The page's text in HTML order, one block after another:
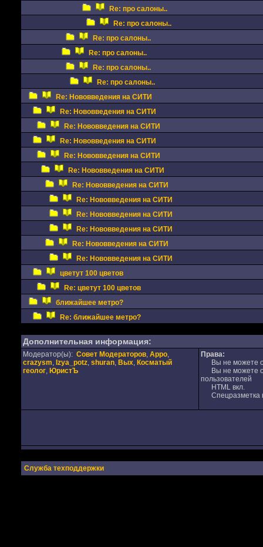
Re: про салоны..
Re: про салоны..
Re: про салоны..
Re: про салоны..
Re: про салоны..
Re: про салоны..
Re: Нововведения на СИТИ
Re: Нововведения на СИТИ
Re: Нововведения на СИТИ
Re: Нововведения на СИТИ
Re: Нововведения на СИТИ
Re: Нововведения на СИТИ
Re: Нововведения на СИТИ
Re: Нововведения на СИТИ
Re: Нововведения на СИТИ
Re: Нововведения на СИТИ
Re: Нововведения на СИТИ
Re: Нововведения на СИТИ
цветут 100 цветов
Re: цветут 100 цветов
ближайшее метро?
Re: ближайшее метро?
Дополнительная информация:
Модератор(ы): Совет Модераторов, Appo,
crazysm, Izya_potz, shuran, Вых, Косматый
геолог, ЮристЪ
Права:
Вы не можете
Вы не можете
пользователей
HTML вкл.
Спецразметка
Служба техподдержки